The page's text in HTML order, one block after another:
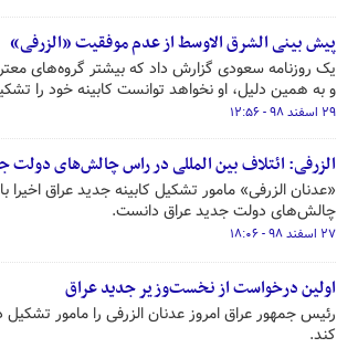
پیش بینی الشرق الاوسط از عدم موفقیت «الزرفی»
یک روزنامه سعودی گزارش داد که بیشتر گروه‌های
و به همین دلیل، او نخواهد توانست کابینه خود را
۲۹ اسفند ۹۸ - ۱۲:۵۶
الزرفی: ائتلاف بین المللی در راس چالش‌های
«عدنان الزرفی» مامور تشکیل کابینه جدید عراق
چالش‌های دولت جدید عراق دانست.
۲۷ اسفند ۹۸ - ۱۸:۰۶
اولین درخواست از نخست‌وزیر جدید عراق
رئیس جمهور عراق امروز عدنان الزرفی را مامور
کند.